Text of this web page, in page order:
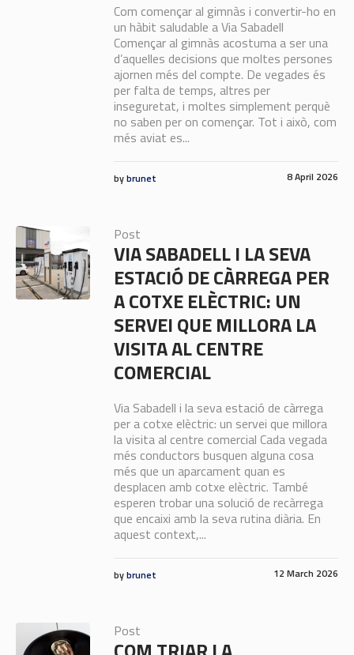
Com començar al gimnàs i convertir-ho en
un hàbit saludable a Via Sabadell
Començar al gimnàs acostuma a ser una
d’aquelles decisions que moltes persones
ajornen més del compte. De vegades és
per falta de temps, altres per
inseguretat, i moltes simplement perquè
no saben per on començar. Tot i això, com
més aviat es...
8 April 2026
bybrunet
Post
VIA SABADELL I LA SEVA
ESTACIÓ DE CÀRREGA PER
A COTXE ELÈCTRIC: UN
SERVEI QUE MILLORA LA
VISITA AL CENTRE
COMERCIAL
Via Sabadell i la seva estació de càrrega
per a cotxe elèctric: un servei que millora
la visita al centre comercial Cada vegada
més conductors busquen alguna cosa
més que un aparcament quan es
desplacen amb cotxe elèctric. També
esperen trobar una solució de recàrrega
que encaixi amb la seva rutina diària. En
aquest context,...
12 March 2026
bybrunet
Post